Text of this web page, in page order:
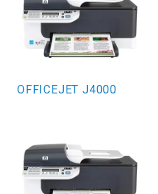
OFFICEJET J4000